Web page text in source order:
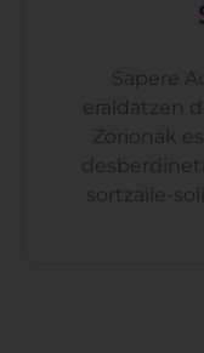
Sapere
eraldatzen
Zorionak
sortzaile-